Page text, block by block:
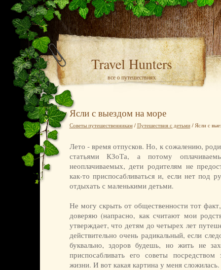
Travel Hunters
все о путешествиях
Ясли с выездом на море
Советы путешественникам/ Путешествия с детьми/ Ясли с
Лето - время отпусков. Но, к сожалению,
статьями КЗоТа, а потому
неоплачиваемых, дети родителям не
как-то приспосабливаться и, если нет под
отдыхать с маленькими детьми.
Не могу скрыть от общественности тот
доверяю (напрасно, как считают мои
утверждает, что детям до четырех лет
действительно очень радикальный, если
буквально, здоров будешь, но жить не
приспосабливать его советы
жизни. И вот какая картина у меня сложилась.